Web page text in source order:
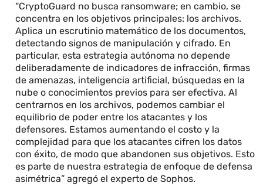
“CryptoGuard no busca ransomware; en cambio, se
concentra en los objetivos principales: los archivos.
Aplica un escrutinio matemático de los documentos,
detectando signos de manipulación y cifrado. En
particular, esta estrategia autónoma no depende
deliberadamente de indicadores de infracción, firmas
de amenazas, inteligencia artificial, búsquedas en la
nube o conocimientos previos para ser efectiva. Al
centrarnos en los archivos, podemos cambiar el
equilibrio de poder entre los atacantes y los
defensores. Estamos aumentando el costo y la
complejidad para que los atacantes cifren los datos
con éxito, de modo que abandonen sus objetivos. Esto
es parte de nuestra estrategia de enfoque de defensa
asimétrica” agregó el experto de Sophos.